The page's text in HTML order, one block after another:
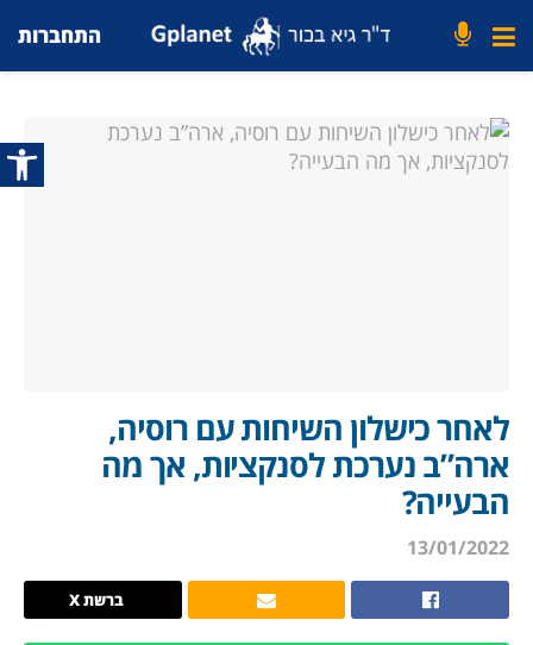
פתח
התחברות
לאחר כישלון השיחות עם רוסיה,
ארה”ב נערכת לסנקציות, אך מה
הבעייה?
13/01/2022
ברשת X